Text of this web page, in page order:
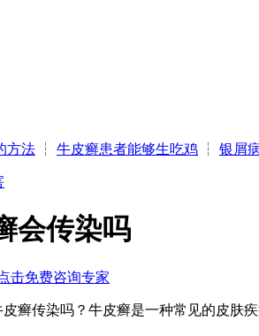
方法 ┆ 牛皮癣患者能够生吃鸡 ┆ 银屑
会传染吗
击免费咨询专家
癣传染吗？牛皮癣是一种常见的皮肤